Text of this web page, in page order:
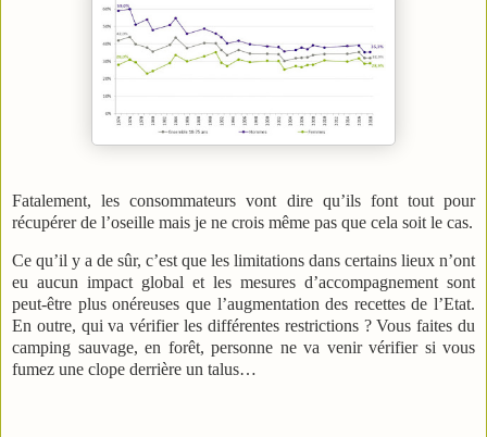
Fatalement, les consommateurs vont dire qu’ils font tout pour
récupérer de l’oseille mais je ne crois même pas que cela soit le cas.
Ce qu’il y a de sûr, c’est que les limitations dans certains lieux n’ont
eu aucun impact global et les mesures d’accompagnement sont
peut-être plus onéreuses que l’augmentation des recettes de l’Etat.
En outre, qui va vérifier les différentes restrictions ? Vous faites du
camping sauvage, en forêt, personne ne va venir vérifier si vous
fumez une clope derrière un talus…